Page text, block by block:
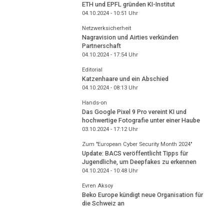
ETH und EPFL gründen KI-Institut
04.10.2024 - 10:51 Uhr
Netzwerksicherheit
Nagravision und Airties verkünden
Partnerschaft
04.10.2024 - 17:54Uhr
Editorial
Katzenhaare und ein Abschied
04.10.2024 - 08:13Uhr
Hands-on
Das Google Pixel 9 Pro vereint KI und
hochwertige Fotografie unter einer Haube
03.10.2024 - 17:12Uhr
Zum "European Cyber Security Month 2024"
Update: BACS veröffentlicht Tipps für
Jugendliche, um Deepfakes zu erkennen
04.10.2024 - 10:48Uhr
Evren Aksoy
Beko Europe kündigt neue Organisation für
die Schweiz an